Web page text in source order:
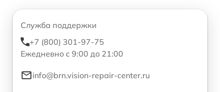
Служба поддержки
+7 (800) 301-97-75
Ежедневно с 9:00 до 21:00
info@brn.vision-repair-center.ru